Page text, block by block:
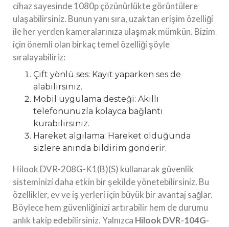
cihaz sayesinde 1080p çözünürlükte görüntülere
ulaşabilirsiniz. Bunun yanı sıra, uzaktan erişim özelliği
ile her yerden kameralarınıza ulaşmak mümkün. Bizim
için önemli olan birkaç temel özelliği şöyle
sıralayabiliriz:
Çift yönlü ses: Kayıt yaparken ses de
alabilirsiniz.
Mobil uygulama desteği: Akıllı
telefonunuzla kolayca bağlantı
kurabilirsiniz.
Hareket algılama: Hareket olduğunda
sizlere anında bildirim gönderir.
Hilook DVR-208G-K1(B)(S) kullanarak güvenlik
sisteminizi daha etkin bir şekilde yönetebilirsiniz. Bu
özellikler, ev ve iş yerleri için büyük bir avantaj sağlar.
Böylece hem güvenliğinizi artırabilir hem de durumu
anlık takip edebilirsiniz. Yalnızca Hilook DVR-104G-